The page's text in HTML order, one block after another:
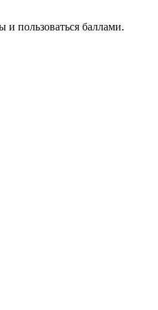
и пользоваться баллами.